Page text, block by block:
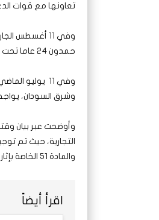
تعاونها مع قوات
وفي 11
حمدون 24 عاما تحت المواد 50 و51 من قانون العقوبات للعام 1991.
وشرق السودان،
والمادة 51 الخاصة بإثارة الحرب ضد الدولة.
اقرأ أيضاً